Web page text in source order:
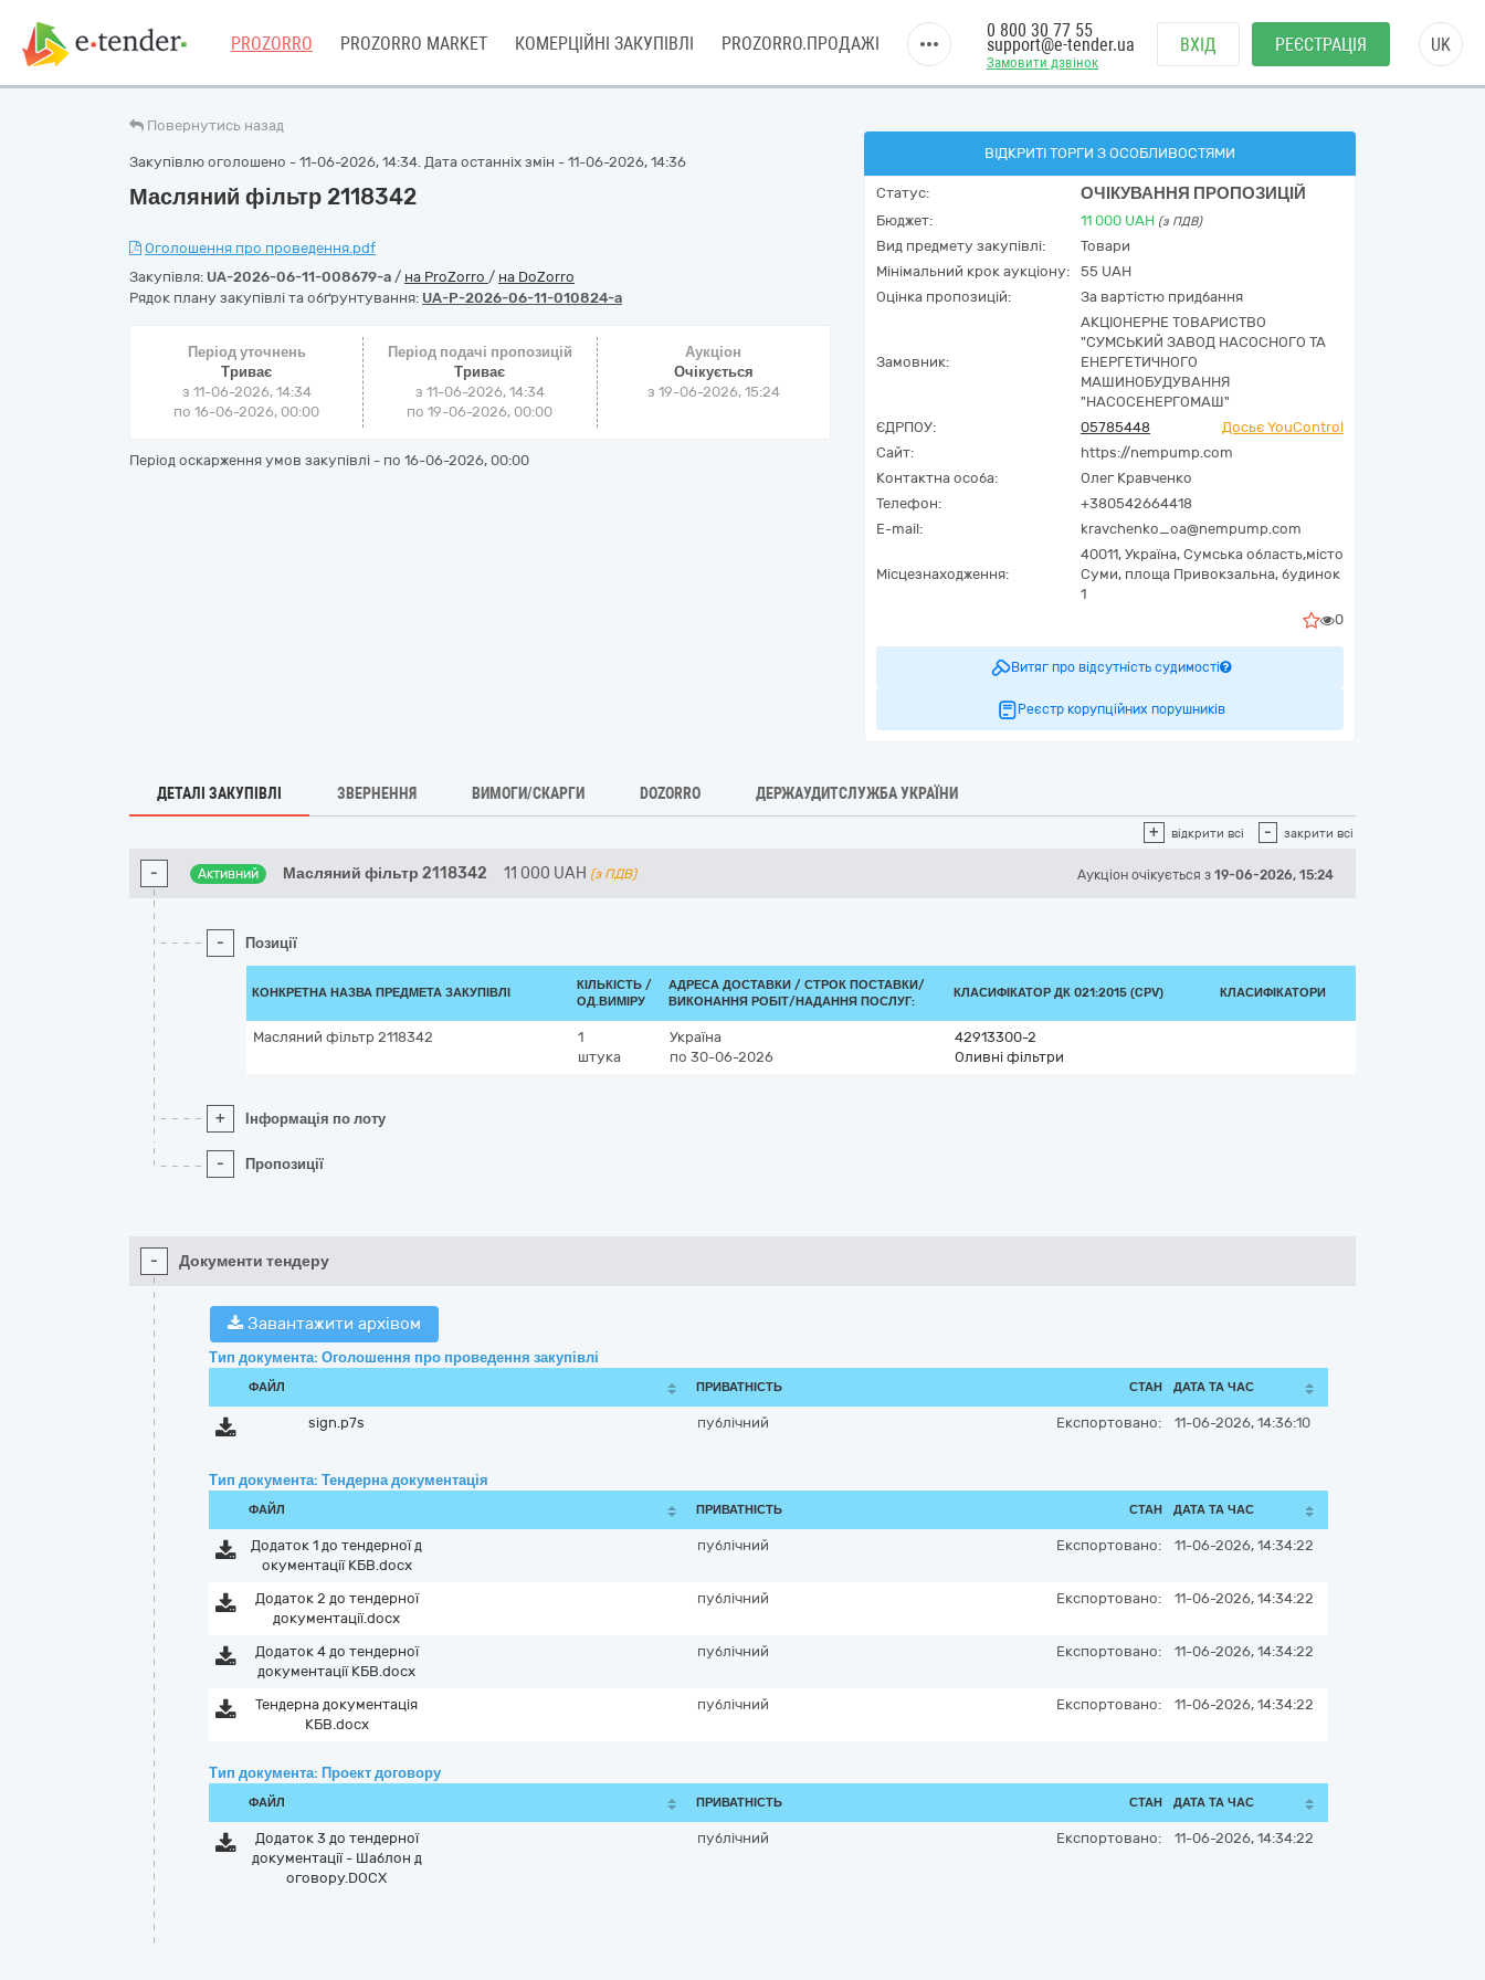
PROZORRO PROZORRO MARKET КОМЕРЦІЙНІ ЗАКУПІВЛІ PROZORRO.ПРОДАЖІ
Замовити дзвінок
0 800 30 77 55
support@e-tender.ua ВХІД РЕЄСТРАЦІЯ UK
Повернутись назад
Закупівлю оголошено - 11-06-2026, 14:34. Дата останніх змін - 11-06-2026, 14:36
Масляний фільтр 2118342
Оголошення про проведення.pdf
Закупівля: UA-2026-06-11-008679-a / на ProZorro / на DoZorro
Рядок плану закупівлі та обґрунтування: UA-P-2026-06-11-010824-a
Період уточнень
Триває
з 11-06-2026, 14:34
по 16-06-2026, 00:00
Період подачі пропозицій
Триває
з 11-06-2026, 14:34
по 19-06-2026, 00:00
Аукціон
Очікується
з 19-06-2026, 15:24
Період оскарження умов закупівлі - по 16-06-2026, 00:00
ВІДКРИТІ ТОРГИ З ОСОБЛИВОСТЯМИ
Статус: ОЧІКУВАННЯ ПРОПОЗИЦІЙ
Бюджет: 11 000 UAH (з ПДВ)
Вид предмету закупівлі:
Товари
Мінімальний крок аукціону:
55 UAH
Оцінка пропозицій:
За вартістю придбання
Замовник:
АКЦІОНЕРНЕ ТОВАРИСТВО
"СУМСЬКИЙ ЗАВОД НАСОСНОГО ТА
ЕНЕРГЕТИЧНОГО
МАШИНОБУДУВАННЯ
"НАСОСЕНЕРГОМАШ"
ЄДРПОУ:
05785448
Досьє YouControl
Сайт:
https://nempump.com
Контактна особа:
Олег Кравченко
Телефон:
+380542664418
E-mail:
kravchenko_oa@nempump.com
Місцезнаходження:
40011, Україна, Сумська область,місто
Суми, площа Привокзальна, будинок
1
0
Витяг про відсутність судимості
Реєстр корупційних порушників
ДЕТАЛІ ЗАКУПІВЛІ ЗВЕРНЕННЯ ВИМОГИ/СКАРГИ DOZORRO ДЕРЖАУДИТСЛУЖБА УКРАЇНИ
+ відкрити всі - закрити всі
- Активний Масляний фільтр 2118342 11 000 UAH (з ПДВ) Аукціон очікується з 19-06-2026, 15:24
- Позиції
КОНКРЕТНА НАЗВА ПРЕДМЕТА ЗАКУПІВЛІ
КІЛЬКІСТЬ /
ОД.ВИМІРУ
АДРЕСА ДОСТАВКИ / СТРОК ПОСТАВКИ/
ВИКОНАННЯ РОБІТ/НАДАННЯ ПОСЛУГ:
КЛАСИФІКАТОР ДК 021:2015 (CPV) КЛАСИФІКАТОРИ
Масляний фільтр 2118342
1
штука
Україна
по 30-06-2026
42913300-2
Оливні фільтри
+ Інформація по лоту
- Пропозиції
- Документи тендеру
Завантажити архівом
Тип документа: Оголошення про проведення закупівлі
ФАЙЛ ПРИВАТНІСТЬ СТАН ДАТА ТА ЧАС
sign.p7s публічний Експортовано: 11-06-2026, 14:36:10
Тип документа: Тендерна документація
ФАЙЛ ПРИВАТНІСТЬ СТАН ДАТА ТА ЧАС
Додаток 1 до тендерної д
окументацiї КБВ.docx
публічний Експортовано: 11-06-2026, 14:34:22
Додаток 2 до тендерної
документації.docx
публічний Експортовано: 11-06-2026, 14:34:22
Додаток 4 до тендерної
документації КБВ.docx
публічний Експортовано: 11-06-2026, 14:34:22
Тендерна документацiя
КБВ.docx
публічний Експортовано: 11-06-2026, 14:34:22
Тип документа: Проект договору
ФАЙЛ ПРИВАТНІСТЬ СТАН ДАТА ТА ЧАС
Додаток 3 до тендерної
документації - Шаблон д
оговору.DOCX
публічний Експортовано: 11-06-2026, 14:34:22